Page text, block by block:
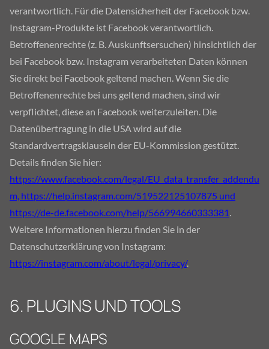
verantwortlich. Für die Datensicherheit der Facebook bzw.
Instagram-Produkte ist Facebook verantwortlich.
Betroffenenrechte (z. B. Auskunftsersuchen) hinsichtlich der
bei Facebook bzw. Instagram verarbeiteten Daten können
Sie direkt bei Facebook geltend machen. Wenn Sie die
Betroffenenrechte bei uns geltend machen, sind wir
verpflichtet, diese an Facebook weiterzuleiten. Die
Datenübertragung in die USA wird auf die
Standardvertragsklauseln der EU-Kommission gestützt.
Details finden Sie hier:
https://www.facebook.com/legal/EU_data_transfer_addendu
m, https://help.instagram.com/519522125107875 und
https://de-de.facebook.com/help/566994660333381.
Weitere Informationen hierzu finden Sie in der
Datenschutzerklärung von Instagram:
https://instagram.com/about/legal/privacy/.
6. PLUGINS UND TOOLS
GOOGLE MAPS